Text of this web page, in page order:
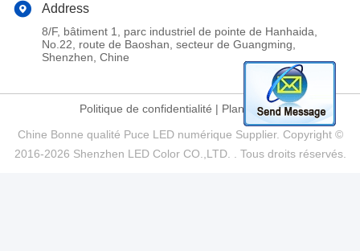
Address
8/F, bâtiment 1, parc industriel de pointe de Hanhaida,
No.22, route de Baoshan, secteur de Guangming,
Shenzhen, Chine
Politique de confidentialité | Plan du site
Chine Bonne qualité Puce LED numérique Supplier. Copyright ©
2016-2026 Shenzhen LED Color CO.,LTD. . Tous droits réservés.